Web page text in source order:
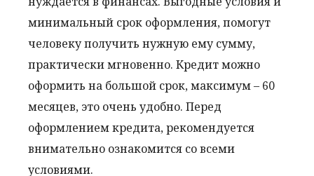
минимальный срок оформления, помогут
человеку получить нужную ему сумму,
практически мгновенно. Кредит можно
оформить на большой срок, максимум – 60
месяцев, это очень удобно. Перед
оформлением кредита, рекомендуется
внимательно ознакомится со всеми
условиями.